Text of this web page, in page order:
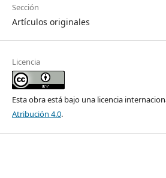
Sección
Artículos originales
Licencia
Esta obra está bajo una licencia
Atribución 4.0.